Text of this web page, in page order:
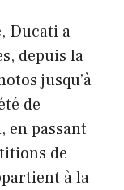
Ducati a
depuis la
jusqu’à
de
en passant
de
à la